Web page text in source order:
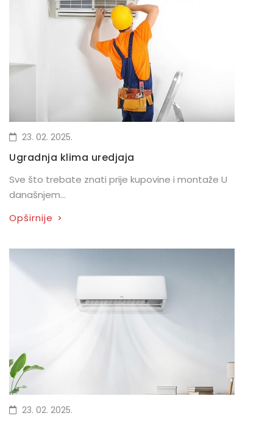
23. 02. 2025.
Ugradnja klima uredjaja
Sve što trebate znati prije kupovine i montaže U
današnjem...
Opširnije >
23. 02. 2025.